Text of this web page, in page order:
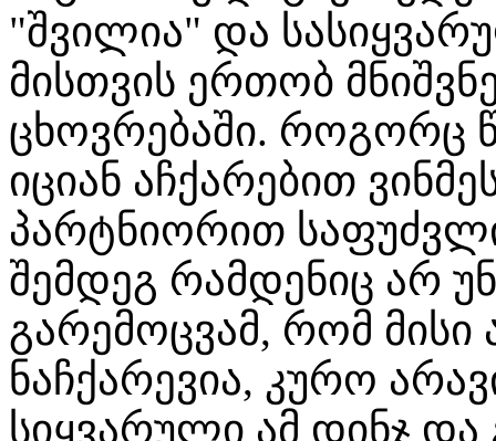
"შვილია" და
მისთვის ერთობ
ცხოვრებაში. როგორც
იციან აჩქარებით
პარტნიორით
შემდეგ რამდენიც არ
გარემოცვამ, რომ მისი
ნაჩქარევია, კურო
სიყვარული ამ დინჯ